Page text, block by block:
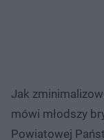
Jak
mówi młodszy
Powiatowej